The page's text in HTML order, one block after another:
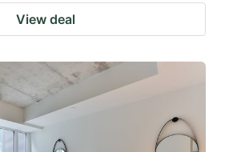
View deal